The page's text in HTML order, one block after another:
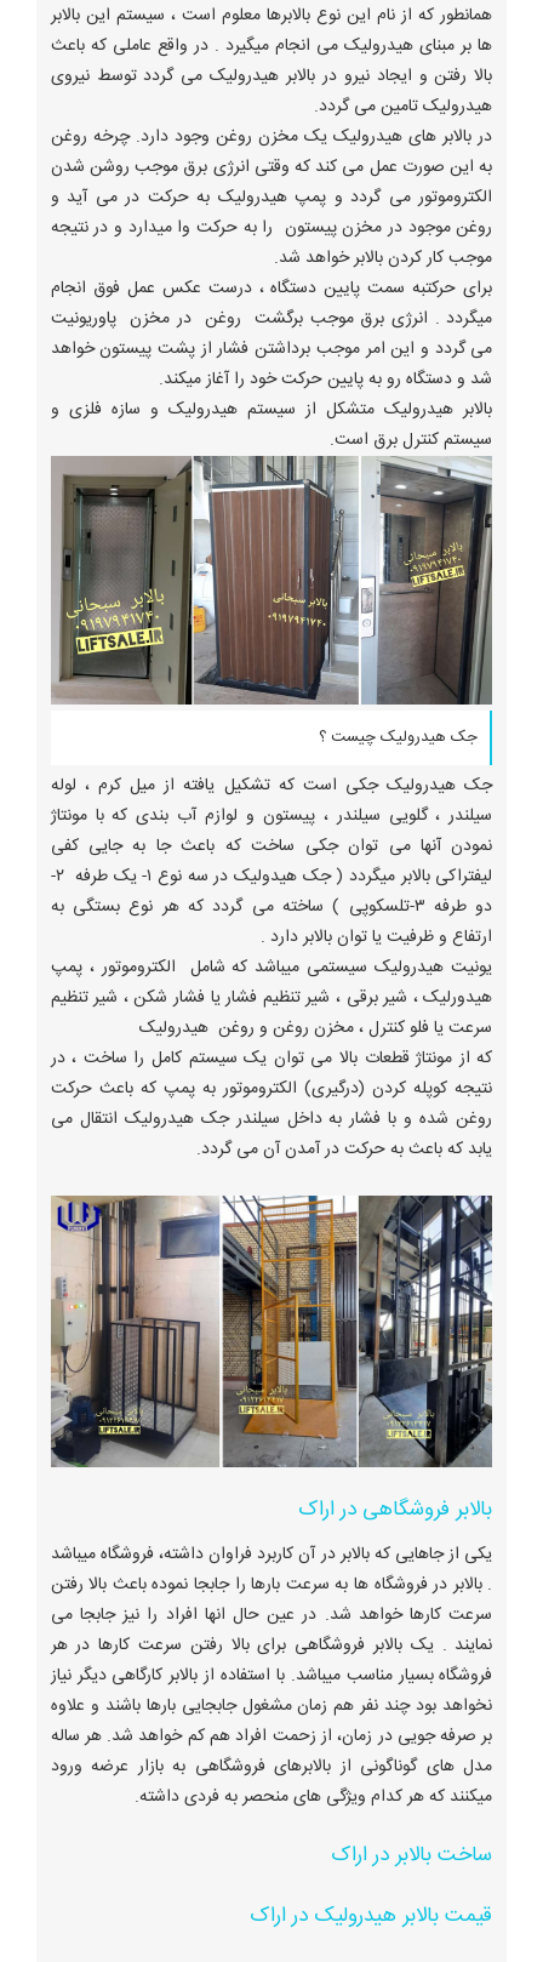
همانطور که از نام این نوع بالابرها معلوم است ، سیستم این بالابر
ها بر مبنای هیدرولیک می انجام میگیرد . در واقع عاملی که باعث
بالا رفتن و ایجاد نیرو در بالابر هیدرولیک می گردد توسط نیروی
هیدرولیک تامین می گردد.
در بالابر های هیدرولیک یک مخزن روغن وجود دارد. چرخه روغن
به این صورت عمل می کند که وقتی انرژی برق موجب روشن شدن
الکتروموتور می گردد و پمپ هیدرولیک به حرکت در می آید و
روغن موجود در مخزن پیستون را به حرکت وا میدارد و در نتیجه
موجب کار کردن بالابر خواهد شد.
برای حرکتبه سمت پایین دستگاه ، درست عکس عمل فوق انجام
میگردد . انرژی برق موجب برگشت روغن در مخزن پاوریونیت
می گردد و این امر موجب برداشتن فشار از پشت پیستون خواهد
شد و دستگاه رو به پایین حرکت خود را آغاز میکند.
بالابر هیدرولیک متشکل از سیستم هیدرولیک و سازه فلزی و
سیستم کنترل برق است.
جک هیدرولیک چیست ؟
جک هیدرولیک جکی است که تشکیل یافته از میل کرم ، لوله
سیلندر ، گلویی سیلندر ، پیستون و لوازم آب بندی که با مونتاژ
نمودن آنها می توان جکی ساخت که باعث جا به جایی کفی
لیفتراکی بالابر میگردد ( جک هیدولیک در سه نوع ۱- یک طرفه ۲-
دو طرفه ۳-تلسکوپی ) ساخته می گردد که هر نوع بستگی به
ارتفاع و ظرفیت یا توان بالابر دارد .
یونیت هیدرولیک سیستمی میباشد که شامل الکتروموتور ، پمپ
هیدورلیک ، شیر برقی ، شیر تنظیم فشار یا فشار شکن ، شیر تنظیم
سرعت یا فلو کنترل ، مخزن روغن و روغن هیدرولیک
که از مونتاژ قطعات بالا می توان یک سیستم کامل را ساخت ، در
نتیجه کوپله کردن (درگیری) الکتروموتور به پمپ که باعث حرکت
روغن شده و با فشار به داخل سیلندر جک هیدرولیک انتقال می
یابد که باعث به حرکت در آمدن آن می گردد.
بالابر فروشگاهی در اراک
یکی از جاهایی که بالابر در آن کاربرد فراوان داشته، فروشگاه میباشد
. بالابر در فروشگاه ها به سرعت بارها را جابجا نموده باعث بالا رفتن
سرعت کارها خواهد شد. در عین حال انها افراد را نیز جابجا می
نمایند . یک بالابر فروشگاهی برای بالا رفتن سرعت کارها در هر
فروشگاه بسیار مناسب میباشد. با استفاده از بالابر کارگاهی دیگر نیاز
نخواهد بود چند نفر هم زمان مشغول جابجایی بارها باشند و علاوه
بر صرفه جویی در زمان، از زحمت افراد هم کم خواهد شد. هر ساله
مدل های گوناگونی از بالابرهای فروشگاهی به بازار عرضه ورود
میکنند که هر کدام ویژگی های منحصر به فردی داشته.
ساخت بالابر در اراک
قیمت بالابر هیدرولیک در اراک